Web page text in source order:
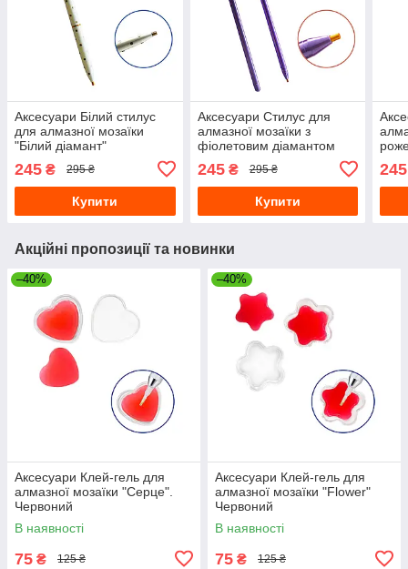
Аксесуари Білий стилус
для алмазної мозаїки
"Білий діамант"
245 ₴ 295 ₴
Купити
Аксесуари Стилус для
алмазної мозаїки з
фіолетовим діамантом
245₴ 295 ₴
Купити
245
Акційні пропозиції та новинки
–40%
Аксесуари Клей-гель для
алмазної мозаїки "Серце".
Червоний
В наявності
75 ₴ 125 ₴
–40%
Аксесуари Клей-гель для
алмазної мозаїки "Flower"
Червоний
В наявності
75 ₴ 125 ₴